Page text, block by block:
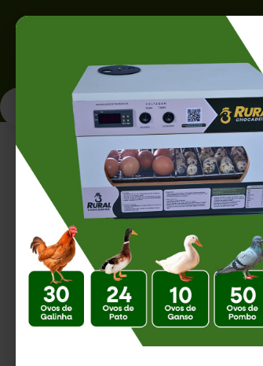
Página Inicial |Como
Como
Estados